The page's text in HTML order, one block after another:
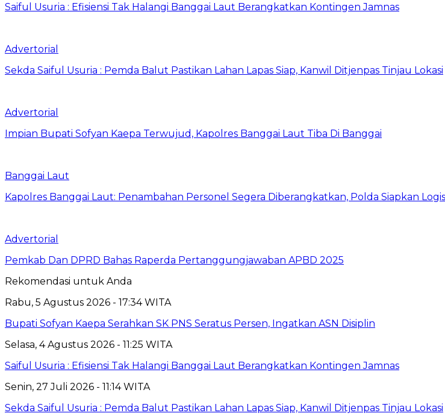
Saiful Usuria : Efisiensi Tak Halangi Banggai Laut Berangkatkan Kontingen Jamnas
Advertorial
Sekda Saiful Usuria : Pemda Balut Pastikan Lahan Lapas Siap, Kanwil Ditjenpas Tinjau Lokasi
Advertorial
Impian Bupati Sofyan Kaepa Terwujud, Kapolres Banggai Laut Tiba Di Banggai
Banggai Laut
Kapolres Banggai Laut: Penambahan Personel Segera Diberangkatkan, Polda Siapkan
Advertorial
Pemkab Dan DPRD Bahas Raperda Pertanggungjawaban APBD 2025
Rekomendasi untuk Anda
Rabu, 5 Agustus 2026 - 17:34 WITA
Bupati Sofyan Kaepa Serahkan SK PNS Seratus Persen, Ingatkan ASN Disiplin
Selasa, 4 Agustus 2026 - 11:25 WITA
Saiful Usuria : Efisiensi Tak Halangi Banggai Laut Berangkatkan Kontingen Jamnas
Senin, 27 Juli 2026 - 11:14 WITA
Sekda Saiful Usuria : Pemda Balut Pastikan Lahan Lapas Siap, Kanwil Ditjenpas Tinjau Lokasi